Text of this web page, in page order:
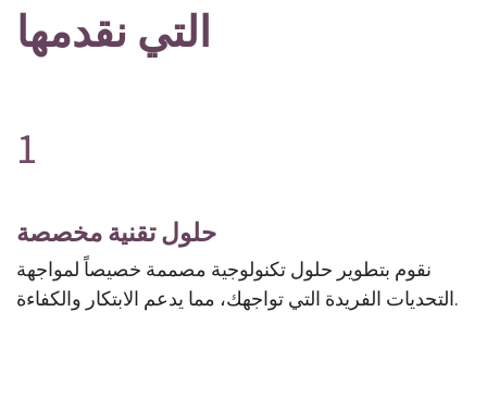
التي نقدمها
1
حلول تقنية مخصصة
نقوم بتطوير حلول تكنولوجية مصممة خصيصاً لمواجهة
التحديات الفريدة التي تواجهك، مما يدعم الابتكار والكفاءة.